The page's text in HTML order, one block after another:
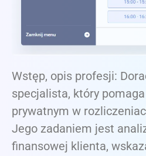
Wstęp, opis profesji:
specjalista, który
prywatnym w
Jego zadaniem jest
finansowej klienta,